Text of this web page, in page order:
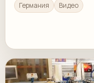
Германия Видео